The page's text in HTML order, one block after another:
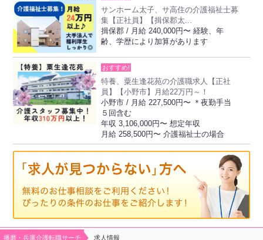
サンホーム太子、サ高住の介護福祉士募
集【正社員】【揖保郡太...
揖保郡 / 月給 240,000円〜 経験、年
齢、学歴により加算があります
おすすめ!
特養、粟生逢花苑の介護職求人【正社
員】【小野市】月給22万円～！
小野市 / 月給 227,500円〜 ＊夜勤手当
５回含む
年収 3,106,000円〜 想定年収
月給 258,500円〜 介護福祉士の場合
播磨・兵庫介護転職サーチ 求人情報